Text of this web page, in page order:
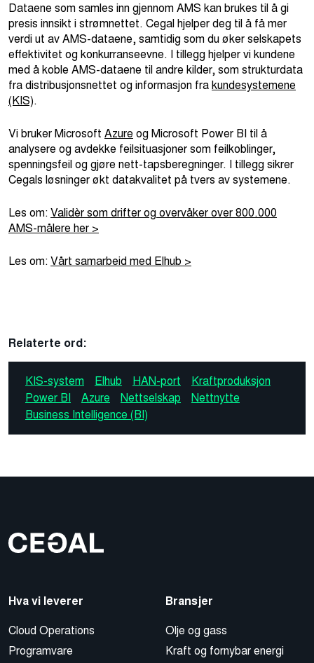
Dataene som samles inn gjennom AMS kan brukes til å gi
presis innsikt i strømnettet. Cegal hjelper deg til å få mer
verdi ut av AMS-dataene, samtidig som du øker selskapets
effektivitet og konkurranseevne. I tillegg hjelper vi kundene
med å koble AMS-dataene til andre kilder, som strukturdata
fra distribusjonsnettet og informasjon frakundesystemene
(KIS).
Vi bruker Microsoft Azure og Microsoft Power BI til å
analysere og avdekke feilsituasjoner som feilkoblinger,
spenningsfeil og gjøre nett-tapsberegninger. I tillegg sikrer
Cegals løsninger økt datakvalitet på tvers av systemene.
Les om:Validèr som drifter og overvåker over 800.000
AMS-målere her >
Les om:Vårt samarbeid med Elhub >
Relaterte ord:
KIS-system Elhub HAN-port
Kraftproduksjon
Power BI
Azure Nettselskap
Nettnytte
Business Intelligence (BI)
Hva vi leverer
Cloud Operations
Programvare
Bransjer
Olje og gass
Kraft og fornybar energi